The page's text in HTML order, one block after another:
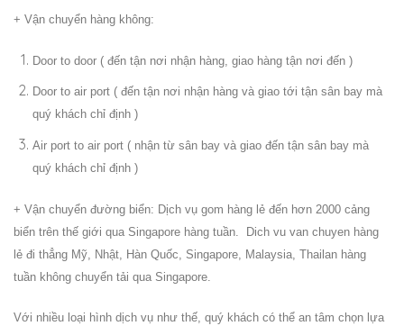
+ Vận chuyển hàng không:
Door to door ( đến tận nơi nhận hàng, giao hàng tận nơi đến )
Door to air port ( đến tận nơi nhận hàng và giao tới tận sân bay mà
quý khách chỉ định )
Air port to air port ( nhận từ sân bay và giao đến tận sân bay mà
quý khách chỉ định )
+ Vận chuyển đường biển: Dịch vụ gom hàng lẻ đến hơn 2000 cảng
biển trên thế giới qua Singapore hàng tuần. Dich vu van chuyen hàng
lẻ đi thẳng Mỹ, Nhật, Hàn Quốc, Singapore, Malaysia, Thailan hàng
tuần không chuyển tải qua Singapore.
Với nhiều loại hình dịch vụ như thế, quý khách có thể an tâm chọn lựa